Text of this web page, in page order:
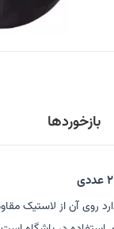
بازخوردها